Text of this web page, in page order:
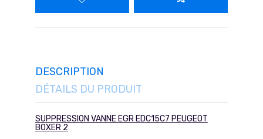
DESCRIPTION
DÉTAILS DU PRODUIT
SUPPRESSION VANNE EGR EDC15C7 PEUGEOT
BOXER 2